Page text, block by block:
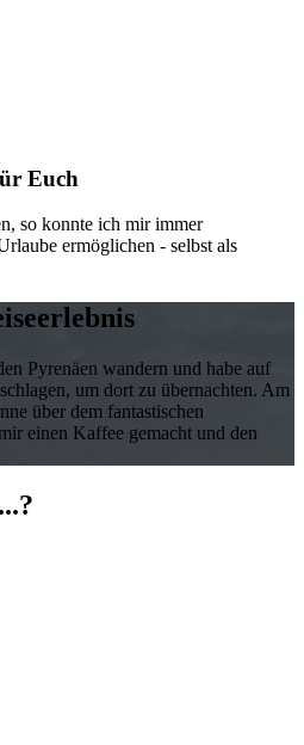
Euch
so konnte ich mir immer
ermöglichen - selbst als
Pyrenäen wandern und habe auf
um dort zu übernachten. Am
über dem fantastischen
einen Kaffee gemacht und den